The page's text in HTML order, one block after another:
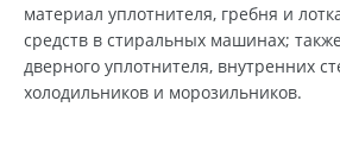
материал уплотнителя, гребня и
средств в стиральных машинах;
дверного уплотнителя, внутренних
холодильников и морозильников.